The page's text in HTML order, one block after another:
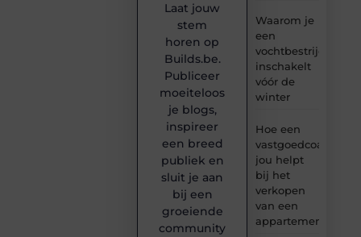
Waarom je
een
inschakelt
vóór de
winter
Hoe een
vastgoedcoach
jou helpt
bij het
verkopen
van een
appartement
Laat jouw
stem
horen op
Builds.be.
Publiceer
moeiteloos
je blogs,
inspireer
een breed
publiek en
sluit je aan
bij een
groeiende
community